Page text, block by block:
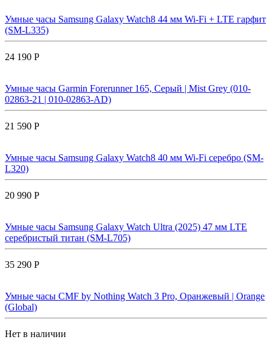
Умные часы Samsung Galaxy Watch8 44 мм Wi-Fi + LTE гарфит
(SM-L335)
24 190 Р
Умные часы Garmin Forerunner 165, Серый | Mist Grey (010-
02863-21 | 010-02863-AD)
21 590 Р
Умные часы Samsung Galaxy Watch8 40 мм Wi-Fi серебро (SM-
L320)
20 990 Р
Умные часы Samsung Galaxy Watch Ultra (2025) 47 мм LTE
серебристый титан (SM-L705)
35 290 Р
Умные часы CMF by Nothing Watch 3 Pro, Оранжевый | Orange
(Global)
Нет в наличии